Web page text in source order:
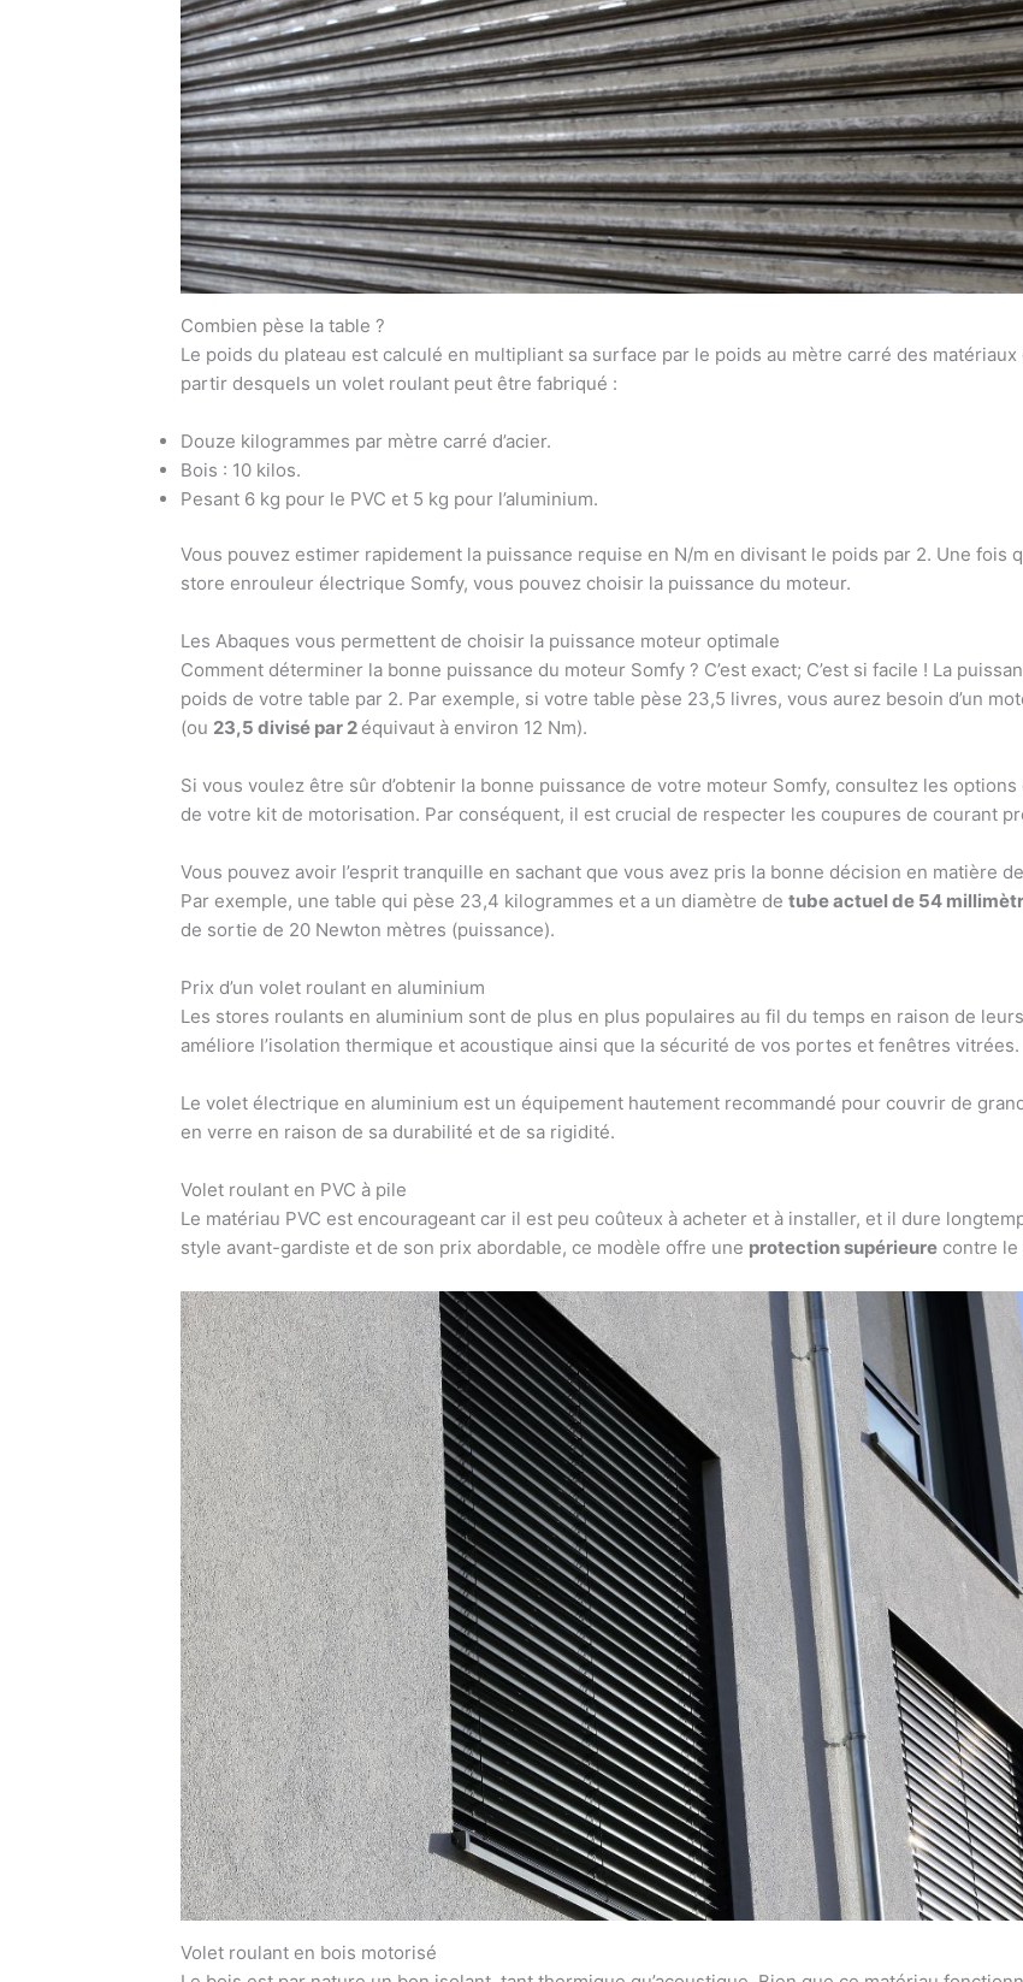
Combien pèse la table ?
Le poids du plateau est calculé en multipliant sa surface par le poids au mètre carré des
partir desquels un volet roulant peut être fabriqué :
Douze kilogrammes par mètre carré d’acier.
Bois : 10 kilos.
Pesant 6 kg pour le PVC et 5 kg pour l’aluminium.
Vous pouvez estimer rapidement la puissance requise en N/m en divisant le poids par 2. Une fois
store enrouleur électrique Somfy, vous pouvez choisir la puissance du moteur.
Les Abaques vous permettent de choisir la puissance moteur optimale
Comment déterminer la bonne puissance du moteur Somfy ? C’est exact; C’est si facile ! La
poids de votre table par 2. Par exemple, si votre table pèse 23,5 livres, vous aurez besoin d’un
(ou 23,5 divisé par 2 équivaut à environ 12 Nm).
Si vous voulez être sûr d’obtenir la bonne puissance de votre moteur Somfy, consultez les
de votre kit de motorisation. Par conséquent, il est crucial de respecter les coupures de courant
Vous pouvez avoir l’esprit tranquille en sachant que vous avez pris la bonne décision en matière
Par exemple, une table qui pèse 23,4 kilogrammes et a un diamètre de tube actuel de 54
de sortie de 20 Newton mètres (puissance).
Prix d’un volet roulant en aluminium
Les stores roulants en aluminium sont de plus en plus populaires au fil du temps en raison de
améliore l’isolation thermique et acoustique ainsi que la sécurité de vos portes et fenêtres vitrées.
Le volet électrique en aluminium est un équipement hautement recommandé pour couvrir de
en verre en raison de sa durabilité et de sa rigidité.
Volet roulant en PVC à pile
Le matériau PVC est encourageant car il est peu coûteux à acheter et à installer, et il dure
style avant-gardiste et de son prix abordable, ce modèle offre une protection supérieurecontre le
Volet roulant en bois motorisé